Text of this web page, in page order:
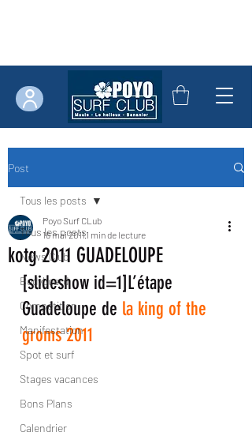
Post
Tous les posts
News Club
Bodyboard
Compétition
Manifestation
Spot et surf
Stages vacances
Bons Plans
Calendrier
Tous les posts
kotg 2011 GUADELOUPE
Poyo Surf CLub
16 mai 20111 min de lecture
[slideshow id=1]L’étape
Guadeloupe de la king of the
groms 2011